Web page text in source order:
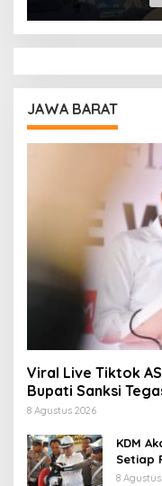
JAWA BARAT
Viral Live Tiktok
Bupati Sanksi
8 Agustus 2026
KDM
Setiap
8